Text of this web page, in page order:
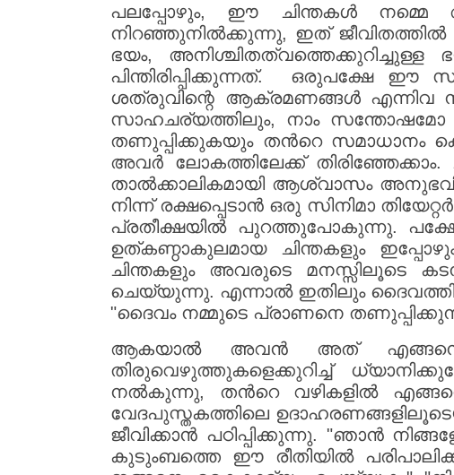
പലപ്പോഴും, ഈ ചിന്തകൾ നമ്മെ
നിറഞ്ഞുനിൽക്കുന്നു, ഇത് ജീവിതത്തിൽ
ഭയം, അനിശ്ചിതത്വത്തെക്കുറിച്ചുള്ള
പിന്തിരിപ്പിക്കുന്നത്. ഒരുപക്ഷേ ഈ
ശത്രുവിന്റെ ആക്രമണങ്ങൾ എന്നിവ
സാഹചര്യത്തിലും, നാം സന്തോഷമോ
തണുപ്പിക്കുകയും തൻറെ സമാധാനം
അവർ ലോകത്തിലേക്ക്
താൽക്കാലികമായി ആശ്വാസം
നിന്ന് രക്ഷപ്പെടാൻ ഒരു സിനിമാ
പ്രതീക്ഷയിൽ പുറത്തുപോകുന്നു.
ഉത്കണ്ഠാകുലമായ ചിന്തകളും
ചിന്തകളും അവരുടെ മനസ്സിലൂടെ
ചെയ്യുന്നു. എന്നാൽ ഇതിലും
"ദൈവം നമ്മുടെ പ്രാണനെ
ആകയാൽ അവൻ അത് എങ്ങനെ
തിരുവെഴുത്തുകളെക്കുറിച്ച്
നൽകുന്നു, തൻറെ വഴികളിൽ
വേദപുസ്തകത്തിലെ
ജീവിക്കാൻ പഠിപ്പിക്കുന്നു. "ഞാൻ
കുടുംബത്തെ ഈ രീതിയിൽ